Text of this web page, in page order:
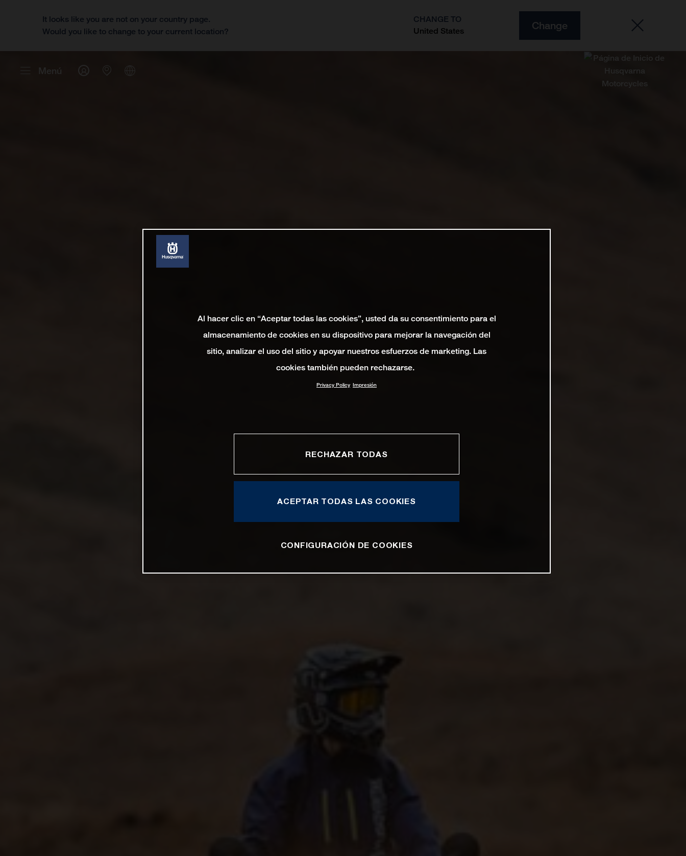
It looks like you are not on your country page.
Would you like to change to your current location?
CHANGE TO
United States
Change
Menú
Al hacer clic en “Aceptar todas las cookies”, usted da su consentimiento para el
almacenamiento de cookies en su dispositivo para mejorar la navegación del
sitio, analizar el uso del sitio y apoyar nuestros esfuerzos de marketing. Las
cookies también pueden rechazarse.
Privacy Policy Impresión
RECHAZAR TODAS
ACEPTAR TODAS LAS COOKIES
CONFIGURACIÓN DE COOKIES